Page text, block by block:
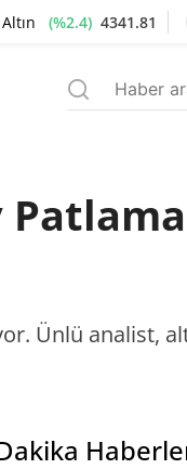
(%2.4) 4341.81
Patlama
Ünlü analist,